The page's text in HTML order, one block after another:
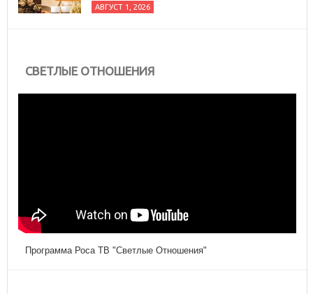
АВГУСТ 1, 2026
СВЕТЛЫЕ ОТНОШЕНИЯ
Программа Роса ТВ "Светлые Отношения"